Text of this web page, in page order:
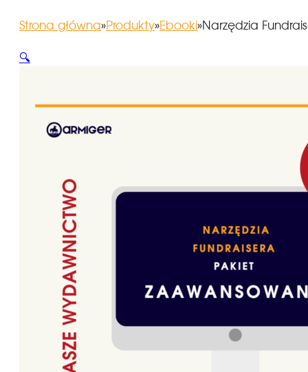
Strona główna»Produkty»Ebooki»Narzędzia
🔍